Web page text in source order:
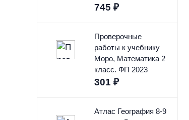
745 ₽
Проверочные
работы к учебнику
Моро, Математика 2
класс. ФП 2023
301 ₽
Атлас География 8-9